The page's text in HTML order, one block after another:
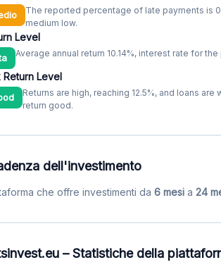
The reported percentage of late payments is
medium low.
Level
Average annual return 10.14%, interest rate for
Return Level
Returns are high, reaching 12.5%, and loans
return good.
dell'investimento
che offre investimenti da 6 mesi a 24
– Statistiche della